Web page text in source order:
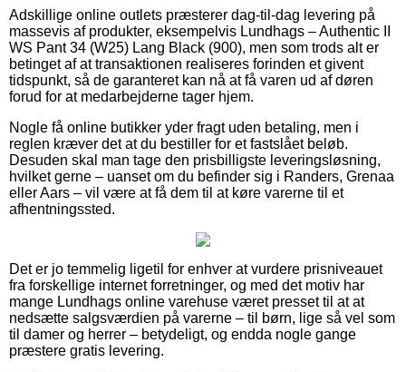
Adskillige online outlets præsterer dag-til-dag levering på
massevis af produkter, eksempelvis Lundhags – Authentic II
WS Pant 34 (W25) Lang Black (900), men som trods alt er
betinget af at transaktionen realiseres forinden et givent
tidspunkt, så de garanteret kan nå at få varen ud af døren
forud for at medarbejderne tager hjem.
Nogle få online butikker yder fragt uden betaling, men i
reglen kræver det at du bestiller for et fastslået beløb.
Desuden skal man tage den prisbilligste leveringsløsning,
hvilket gerne – uanset om du befinder sig i Randers, Grenaa
eller Aars – vil være at få dem til at køre varerne til et
afhentningssted.
Det er jo temmelig ligetil for enhver at vurdere prisniveauet
fra forskellige internet forretninger, og med det motiv har
mange Lundhags online varehuse været presset til at at
nedsætte salgsværdien på varerne – til børn, lige så vel som
til damer og herrer – betydeligt, og endda nogle gange
præstere gratis levering.